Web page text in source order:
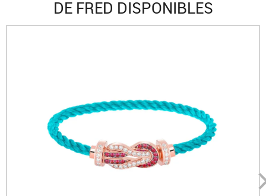
DE FRED DISPONIBLES